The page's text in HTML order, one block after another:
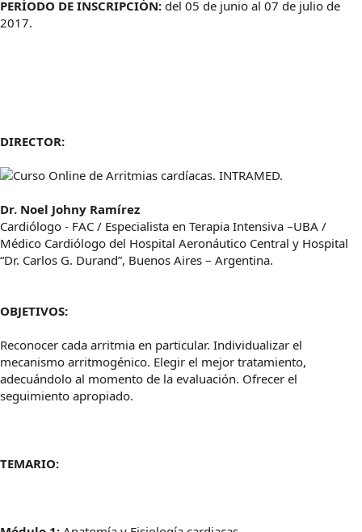
PERÍODO DE INSCRIPCIÓN: del 05 de junio al 07 de julio de
2017.
DIRECTOR:
Dr. Noel Johny Ramírez
Cardiólogo - FAC / Especialista en Terapia Intensiva –UBA /
Médico Cardiólogo del Hospital Aeronáutico Central y Hospital
“Dr. Carlos G. Durand”, Buenos Aires – Argentina.
OBJETIVOS:
Reconocer cada arritmia en particular. Individualizar el
mecanismo arritmogénico. Elegir el mejor tratamiento,
adecuándolo al momento de la evaluación. Ofrecer el
seguimiento apropiado.
TEMARIO: